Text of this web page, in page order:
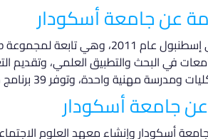
عن جامعة أسكودار
في البحث والتطبيق العلمي، وتقديم
جامعة أسكودار
أسكودار وإنشاء معهد العلوم